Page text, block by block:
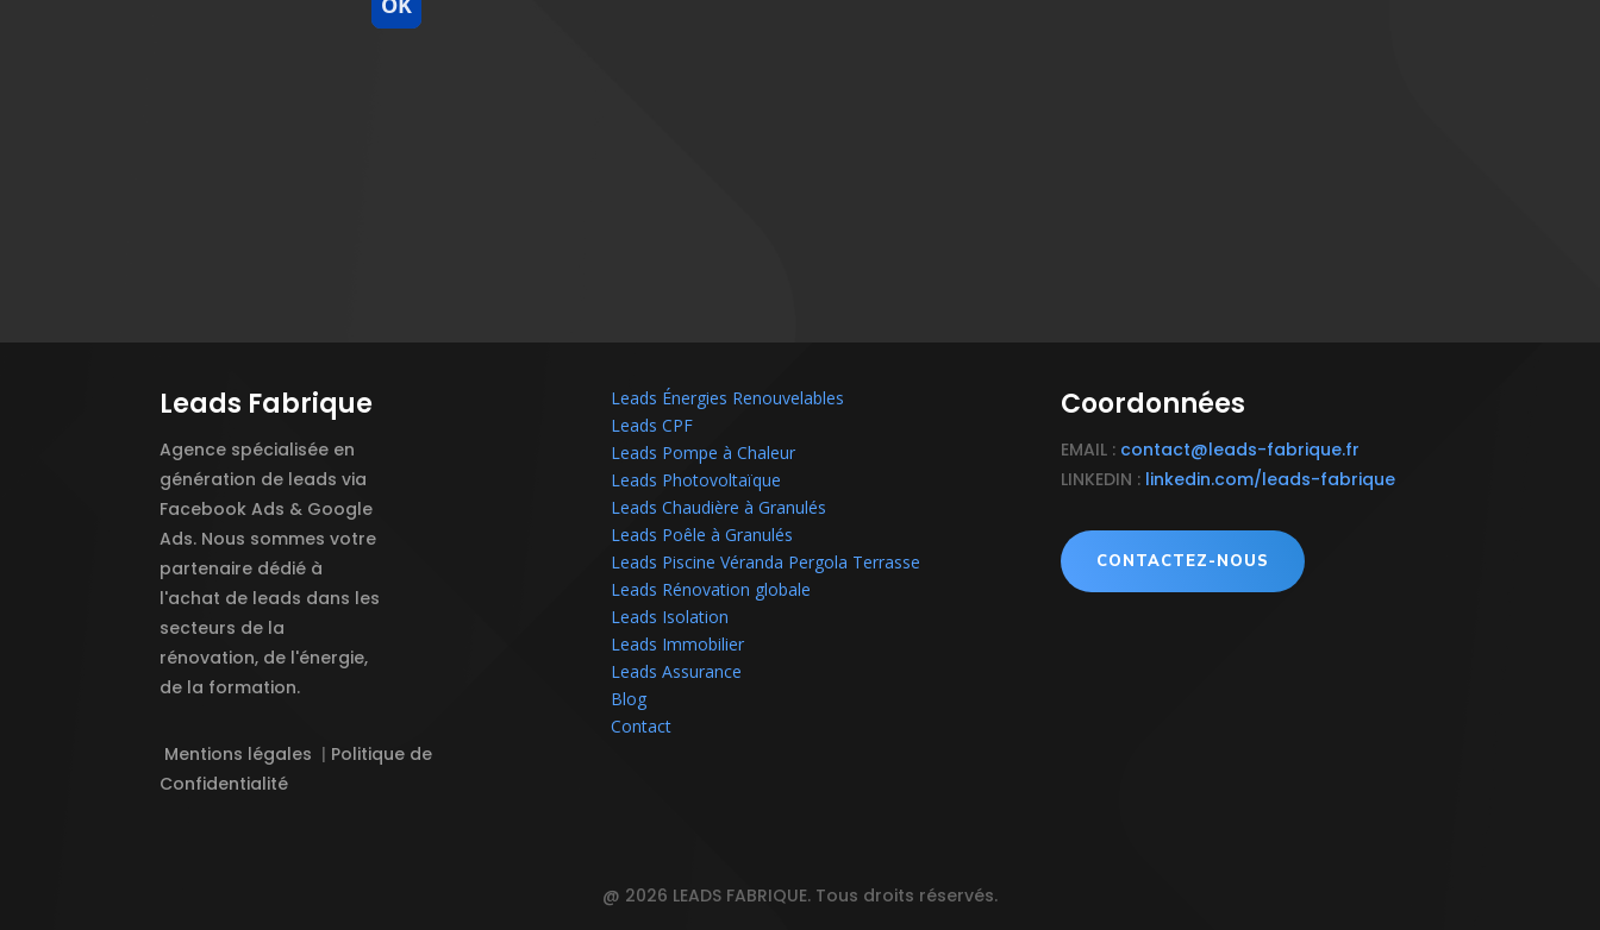
Leads Fabrique
Agence spécialisée en
génération de leads via
Facebook Ads & Google
Ads. Nous sommes votre
partenaire dédié à
l'achat de leads dans les
secteurs de la
rénovation, de l'énergie,
de la formation.
Mentions légales | Politique de
Confidentialité
Leads Énergies Renouvelables
Leads CPF
Leads Pompe à Chaleur
Leads Photovoltaïque
Leads Chaudière à Granulés
Leads Poêle à Granulés
Leads Piscine Véranda Pergola Terrasse
Leads Rénovation globale
Leads Isolation
Leads Immobilier
Leads Assurance
Blog
Contact
Coordonnées
EMAIL : contact@leads-fabrique.fr
LINKEDIN : linkedin.com/leads-fabrique
CONTACTEZ-NOUS
@ 2026 LEADS FABRIQUE. Tous droits réservés.